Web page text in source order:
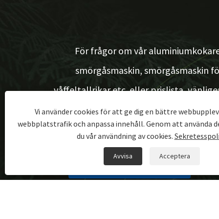
För frågor om vår
smörgåsmaskin, smörgåsmaskin
våffeltallrikar etc. eller prislista,
lämna din e-post till oss så hör vi av oss
24
FÖRFRÅGAN NU
Vi använder cookies för att ge dig en bättre
webbplatstrafik och anpassa innehåll. Genom att använda
du vår användning av cookies.
Avvisa Acceptera